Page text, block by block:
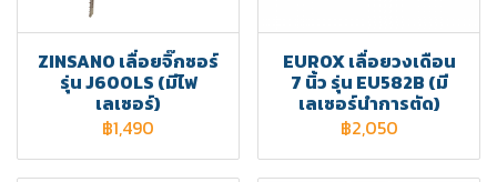
ZINSANO เลื่อยจิ๊กซอร์
รุ่น J600LS (มีไฟ
เลเซอร์)
฿1,490
EUROX เลื่อยวงเดือน
7 นิ้ว รุ่น EU582B (มี
เลเซอร์นำการตัด)
฿2,050